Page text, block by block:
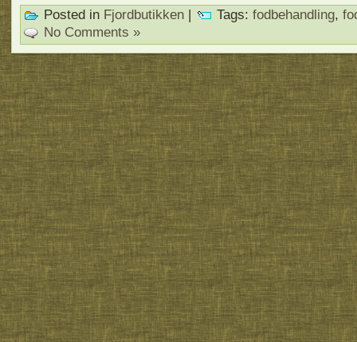
Posted in Fjordbutikken Tags: fodbehandling,
No Comments »